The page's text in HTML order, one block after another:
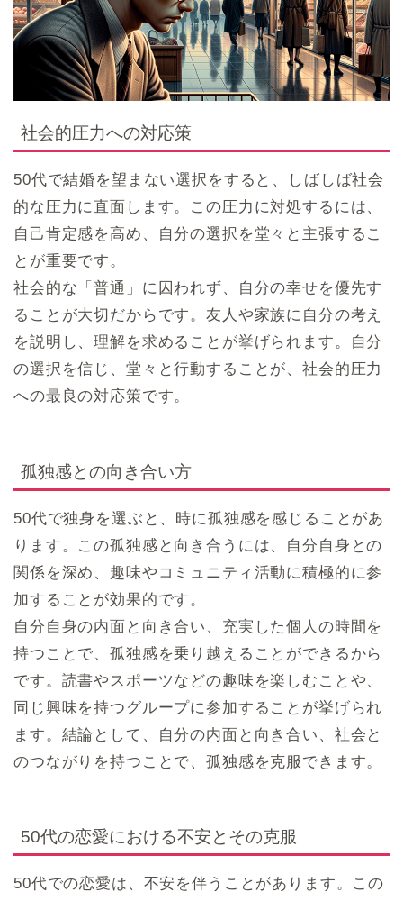
社会的圧力への対応策
50代で結婚を望まない選択をすると、しばしば社会
的な圧力に直面します。この圧力に対処するには、
自己肯定感を高め、自分の選択を堂々と主張するこ
とが重要です。
社会的な「普通」に囚われず、自分の幸せを優先す
ることが大切だからです。友人や家族に自分の考え
を説明し、理解を求めることが挙げられます。自分
の選択を信じ、堂々と行動することが、社会的圧力
への最良の対応策です。
孤独感との向き合い方
50代で独身を選ぶと、時に孤独感を感じることがあ
ります。この孤独感と向き合うには、自分自身との
関係を深め、趣味やコミュニティ活動に積極的に参
加することが効果的です。
自分自身の内面と向き合い、充実した個人の時間を
持つことで、孤独感を乗り越えることができるから
です。読書やスポーツなどの趣味を楽しむことや、
同じ興味を持つグループに参加することが挙げられ
ます。結論として、自分の内面と向き合い、社会と
のつながりを持つことで、孤独感を克服できます。
50代の恋愛における不安とその克服
50代での恋愛は、不安を伴うことがあります。この